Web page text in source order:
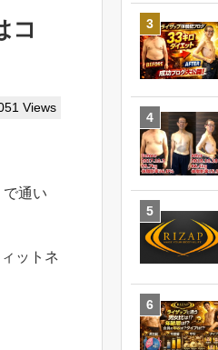
コ
Views
通い
ットネ